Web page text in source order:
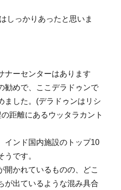
しっかりあったと思いま
ナーセンターはあります
勧めで、ここデラドゥンで
ました。(デラドゥンはリシ
距離にあるウッタラカント
インド国内施設のトップ10
うです。
開かれているものの、どこ
が出ているような混み具合